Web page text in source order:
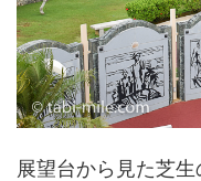
展望台から見た芝生